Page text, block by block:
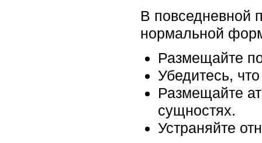
В повседневной
нормальной
Размещайте
Убедитесь,
Размещайте
сущностях.
Устраняйте